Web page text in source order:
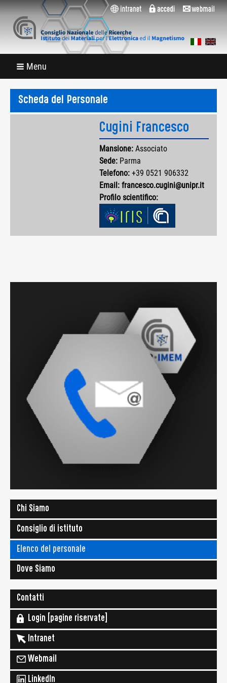
Menu
Scheda del Personale
Cugini Francesco
Mansione: Associato
Sede: Parma
Telefono: +39 0521 906332
Email: francesco.cugini@unipr.it
Profilo scientifico:
Chi Siamo
Consiglio di istituto
Elenco del personale
Dove Siamo
Contatti
Login [pagine riservate]
Intranet
Webmail
LinkedIn